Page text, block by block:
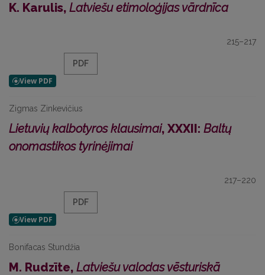
K. Karulis, Latviešu etimoloģijas vārdnīca
215–217
PDF
Zigmas Zinkevičius
Lietuvių kalbotyros klausimai, XXXII: Baltų
onomastikos tyrinėjimai
217–220
PDF
Bonifacas Stundžia
M. Rudzīte, Latviešu valodas vēsturiskā